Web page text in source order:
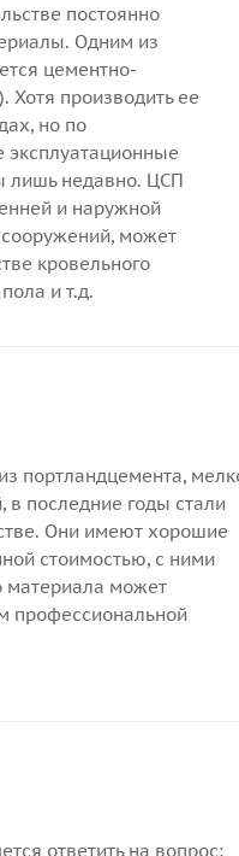
постоянно
Одним из
цементно-
Хотя производить ее
но по
эксплуатационные
лишь недавно. ЦСП
и наружной
может
кровельного
и т.д.
портландцемента,
последние годы стали
Они имеют хорошие
стоимостью, с ними
материала может
профессиональной
ответить на вопрос: